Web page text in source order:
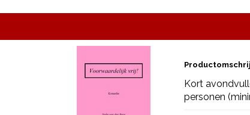
Kort
personen